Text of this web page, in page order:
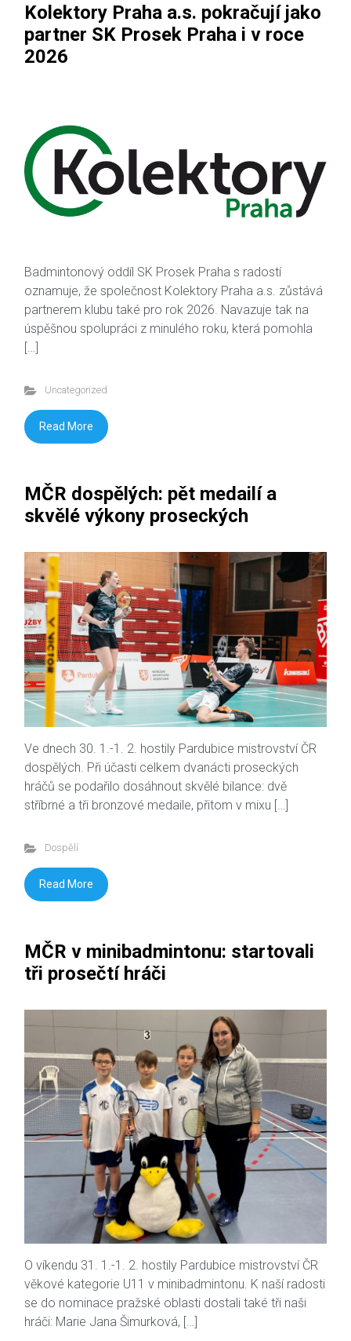
Kolektory Praha a.s. pokračují jako
partner SK Prosek Praha i v roce
2026
Badmintonový oddíl SK Prosek Praha s radostí
oznamuje, že společnost Kolektory Praha a.s. zůstává
partnerem klubu také pro rok 2026. Navazuje tak na
úspěšnou spolupráci z minulého roku, která pomohla
[…]
Uncategorized
Read More
MČR dospělých: pět medailí a
skvělé výkony proseckých
Ve dnech 30. 1.-1. 2. hostily Pardubice mistrovství ČR
dospělých. Při účasti celkem dvanácti proseckých
hráčů se podařilo dosáhnout skvělé bilance: dvě
stříbrné a tři bronzové medaile, přitom v mixu […]
Dospělí
Read More
MČR v minibadmintonu: startovali
tři prosečtí hráči
O víkendu 31. 1.-1. 2. hostily Pardubice mistrovství ČR
věkové kategorie U11 v minibadmintonu. K naší radosti
se do nominace pražské oblasti dostali také tři naši
hráči: Marie Jana Šimurková, […]